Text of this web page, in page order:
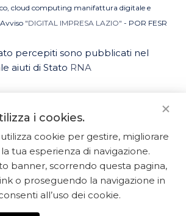
cloud computing manifattura digitale e
"DIGITAL IMPRESA LAZIO" - POR FESR
percepiti sono pubblicati nel
aiuti di Stato RNA
riservati. ArredoBagno.shop è un
marchio registrato.
- Via Ponte Gagliardo 34 - 04022
i cookies.
cookie per gestire, migliorare
tua esperienza di navigazione.
banner, scorrendo questa pagina,
o proseguendo la navigazione in
all’uso dei cookie.